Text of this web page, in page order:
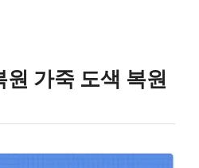
가죽 도색 복원